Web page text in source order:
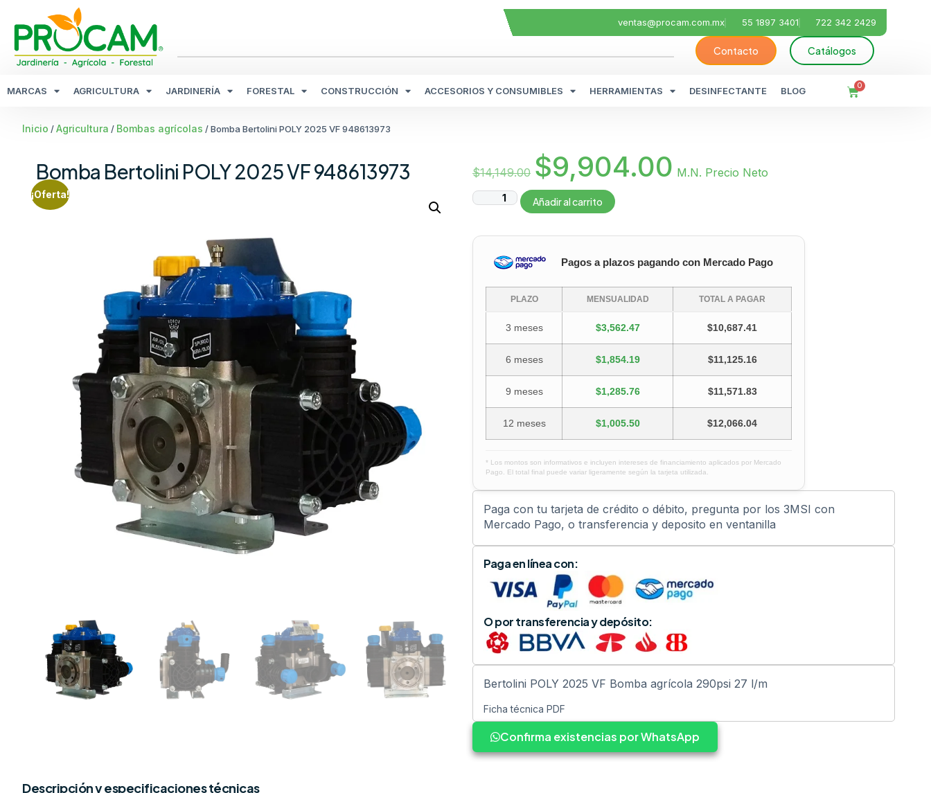
ventas@procam.com.mx 55 1897 3401 722 342 2429
Contacto Catálogos
MARCAS AGRICULTURA JARDINERÍA FORESTAL CONSTRUCCIÓN ACCESORIOS Y CONSUMIBLES HERRAMIENTAS DESINFECTANTE BLOG 0
Inicio /Agricultura / Bombas agrícolas / Bomba Bertolini POLY 2025 VF 948613973
Bomba Bertolini POLY 2025 VF 948613973
¡Oferta!
$14,149.00 $9,904.00 M.N. Precio Neto
Añadir al carrito
Pagos a plazos pagando con Mercado Pago
PLAZO MENSUALIDAD TOTAL A PAGAR
3 meses $3,562.47 $10,687.41
6 meses $1,854.19 $11,125.16
9 meses $1,285.76 $11,571.83
12 meses $1,005.50 $12,066.04
* Los montos son informativos e incluyen intereses de financiamiento aplicados por Mercado
Pago. El total final puede variar ligeramente según la tarjeta utilizada.
Paga con tu tarjeta de crédito o débito, pregunta por los 3MSI con
Mercado Pago, o transferencia y deposito en ventanilla
Paga en línea con:
O por transferencia y depósito:
Bertolini POLY 2025 VF Bomba agrícola 290psi 27 l/m
Ficha técnica PDF
Confirma existencias por WhatsApp
Descripción y especificaciones técnicas